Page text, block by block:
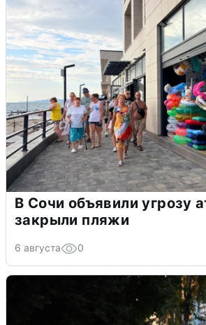
В Сочи объявили угрозу
закрыли пляжи
6 августа 0